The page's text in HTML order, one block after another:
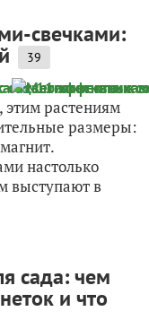
свечками:
39
этим растениям
размеры:
настолько
выступают в
сада: чем
и что